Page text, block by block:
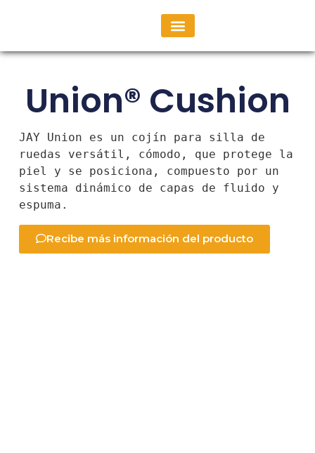
Union® Cushion
JAY Union es un cojín para silla de
ruedas versátil, cómodo, que protege la
piel y se posiciona, compuesto por un
sistema dinámico de capas de fluido y
espuma.
Recibe más información del producto